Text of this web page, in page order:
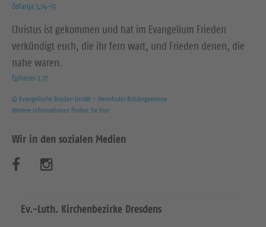
Zefanja 3,14-15
Christus ist gekommen und hat im Evangelium Frieden
verkündigt euch, die ihr fern wart, und Frieden denen, die
nahe waren.
Epheser 2,17
© Evangelische Brüder-Unität – Herrnhuter Brüdergemeine
Weitere Informationen finden Sie hier
Wir in den sozialen Medien
s
s
Ev.-Luth. Kirchenbezirke Dresdens